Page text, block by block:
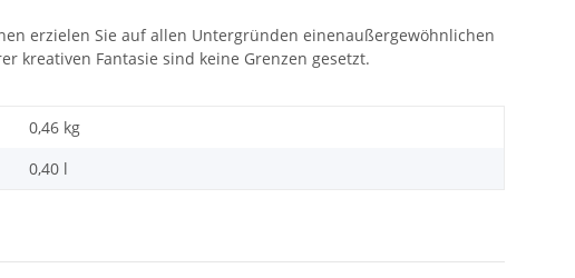
erzielen Sie auf allen Untergründen einenaußergewöhnlichen
kreativen Fantasie sind keine Grenzen gesetzt.
0,46 kg
0,40 l